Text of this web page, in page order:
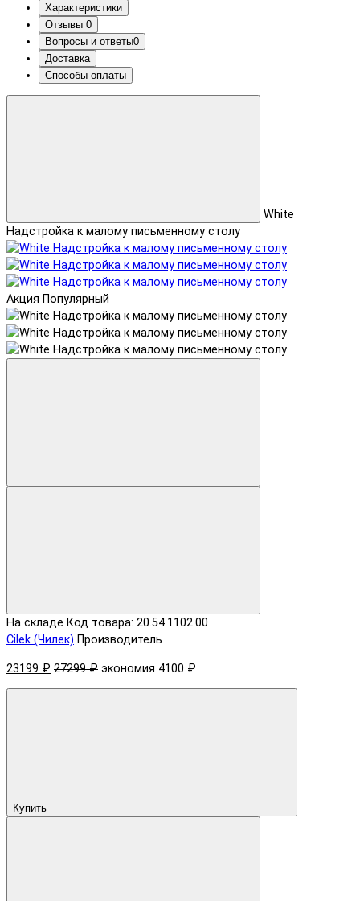
Характеристики
Отзывы 0
Вопросы и ответы0
Доставка
Способы оплаты
White
Надстройка к малому письменному столу
Акция Популярный
На складе Код товара: 20.54.1102.00
Cilek (Чилек) Производитель
23199 ₽ 27299 ₽ экономия 4100 ₽
Купить